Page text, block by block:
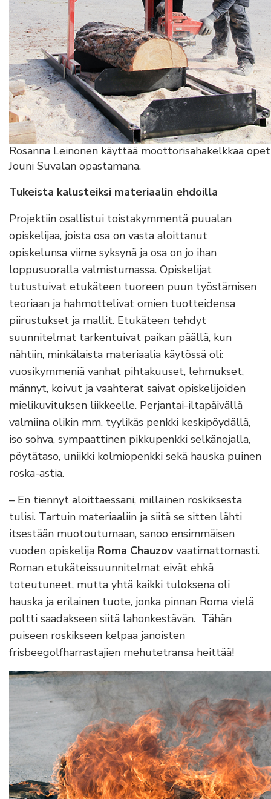
Rosanna Leinonen käyttää moottorisahakelkkaa
Jouni Suvalan opastamana.
Tukeista kalusteiksi materiaalin ehdoilla
Projektiin osallistui toistakymmentä puualan
opiskelijaa, joista osa on vasta aloittanut
opiskelunsa viime syksynä ja osa on jo ihan
loppusuoralla valmistumassa. Opiskelijat
tutustuivat etukäteen tuoreen puun työstämisen
teoriaan ja hahmottelivat omien tuotteidensa
piirustukset ja mallit. Etukäteen tehdyt
suunnitelmat tarkentuivat paikan päällä, kun
nähtiin, minkälaista materiaalia käytössä oli:
vuosikymmeniä vanhat pihtakuuset, lehmukset,
männyt, koivut ja vaahterat saivat opiskelijoiden
mielikuvituksen liikkeelle. Perjantai-iltapäivällä
valmiina olikin mm. tyylikäs penkki keskipöydällä,
iso sohva, sympaattinen pikkupenkki selkänojalla,
pöytätaso, uniikki kolmiopenkki sekä hauska puinen
roska-astia.
– En tiennyt aloittaessani, millainen roskiksesta
tulisi. Tartuin materiaaliin ja siitä se sitten lähti
itsestään muotoutumaan, sanoo ensimmäisen
vuoden opiskelija Roma Chauzovvaatimattomasti.
Roman etukäteissuunnitelmat eivät ehkä
toteutuneet, mutta yhtä kaikki tuloksena oli
hauska ja erilainen tuote, jonka pinnan Roma vielä
poltti saadakseen siitä lahonkestävän. Tähän
puiseen roskikseen kelpaa janoisten
frisbeegolfharrastajien mehutetransa heittää!